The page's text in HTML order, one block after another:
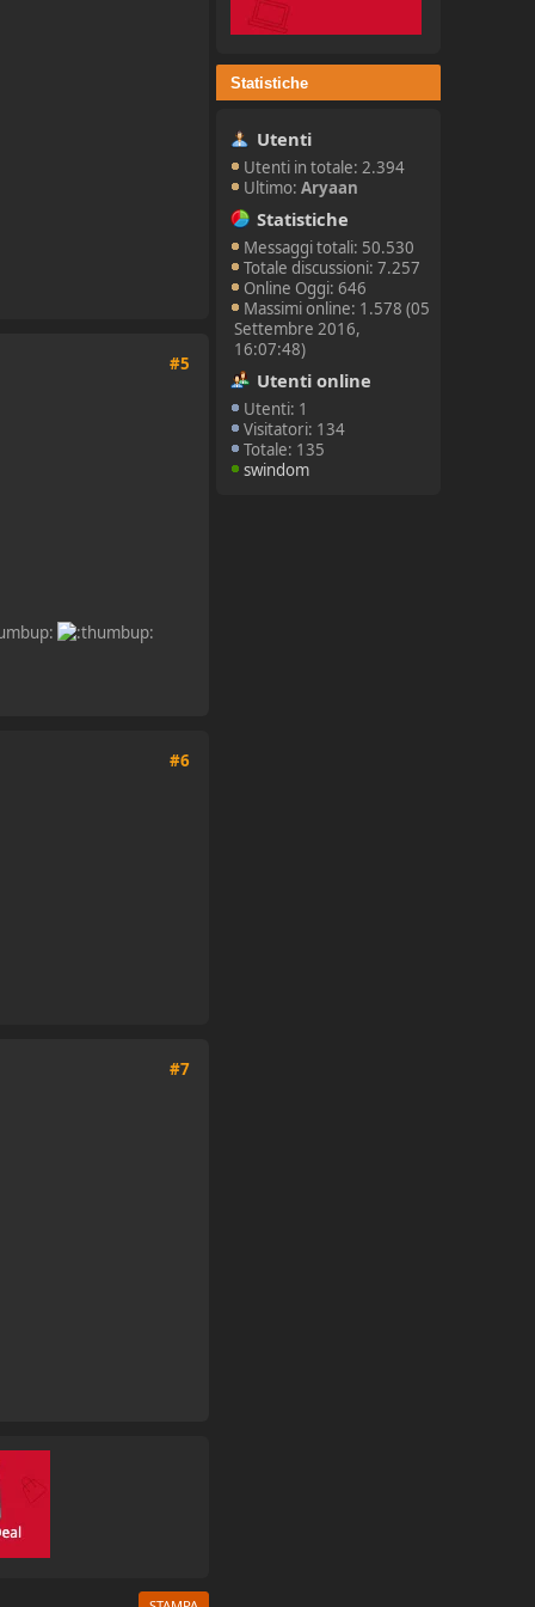
Statistiche
Utenti
Utenti in totale: 2.394
Ultimo:Aryaan
Statistiche
Messaggi totali: 50.530
Totale discussioni: 7.257
Online Oggi: 646
Massimi online: 1.578 (05
Settembre 2016,
16:07:48)
Utenti online
Utenti: 1
Visitatori: 134
Totale: 135
swindom
#5
#6
#7